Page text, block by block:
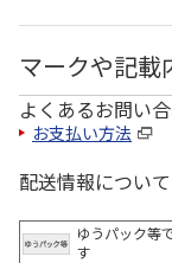
マークや記載
よくあるお問い
お支払い方法
配送情報について
ゆうパック等
す